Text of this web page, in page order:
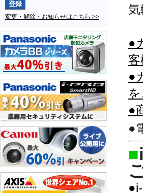
変更・解除・お知らせはこちら >>
●
客
●
●
●
■